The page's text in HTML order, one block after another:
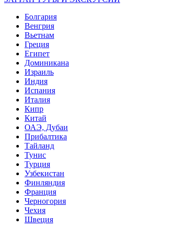
Болгария
Венгрия
Вьетнам
Греция
Египет
Доминикана
Израиль
Индия
Испания
Италия
Кипр
Китай
ОАЭ, Дубаи
Прибалтика
Тайланд
Тунис
Турция
Узбекистан
Финляндия
Франция
Черногория
Чехия
Швеция